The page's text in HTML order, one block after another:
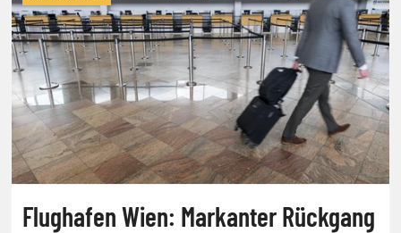
Flughafen Wien: Markanter Rückgang